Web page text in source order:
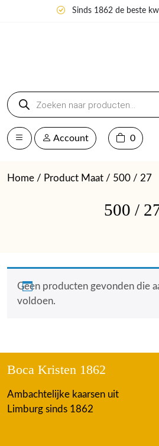
Sinds 1862 de beste
Producten
zoeken
Account 0
Home / Product Maat / 500 / 27
500 /
Geen producten gevonden die
voldoen.
Boca Kristen 1862
Ambachtelijke kaarsen uit
Limburg sinds 1862